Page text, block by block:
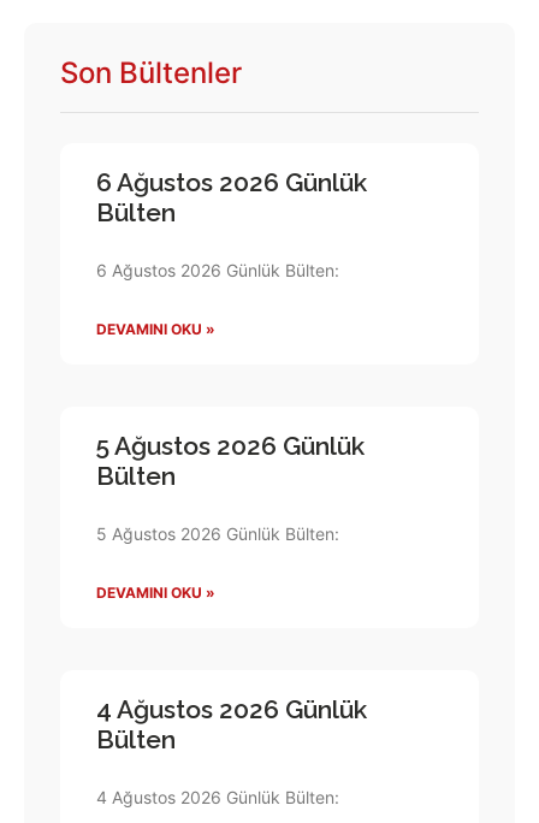
Son Bültenler
6 Ağustos 2026 Günlük
Bülten
6 Ağustos 2026 Günlük Bülten:
DEVAMINI OKU »
5 Ağustos 2026 Günlük
Bülten
5 Ağustos 2026 Günlük Bülten:
DEVAMINI OKU »
4 Ağustos 2026 Günlük
Bülten
4 Ağustos 2026 Günlük Bülten: